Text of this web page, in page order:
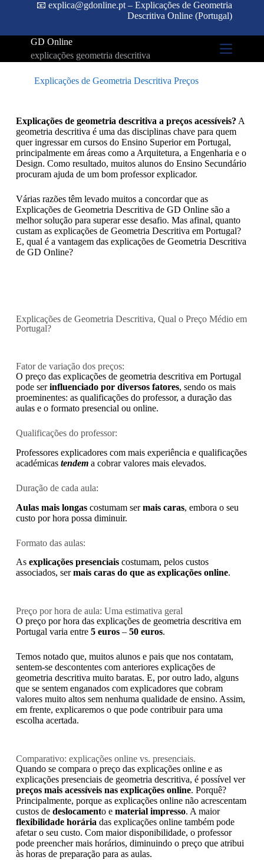
📧 explica@gdonline.pt – Explicações de Geometria
Descritiva Online (Portugal)
GD Online
explicações geometria descritiva
Explicações de Geometria Descritiva Preços
Explicações de geometria descritiva a preços acessíveis? A
geometria descritiva é uma das disciplinas chave para quem
quer ingressar em cursos do Ensino Superior em Portugal,
principalmente em áreas como a Arquitetura, a Engenharia e o
Design. Como resultado, muitos alunos do Ensino Secundário
procuram ajuda de um bom professor explicador.
Várias razões têm levado muitos a concordar que as
Explicações de Geometria Descritiva de GD Online são a
melhor solução para superar esse desafio. Mas afinal, quanto
custam as explicações de Geometria Descritiva em Portugal?
E, qual é a vantagem das explicações de Geometria Descritiva
de GD Online?
Explicações de Geometria Descritiva, Qual o Preço Médio em
Portugal?
Fator de variação dos preços:
O preço das explicações de geometria descritiva em Portugal
pode serinfluenciado por diversos fatores, sendo os mais
proeminentes: as qualificações do professor, a duração das
aulas e o formato presencial ou online.
Qualificações do professor:
Professores explicadores com mais experiência e qualificações
académicas tendem a cobrar valores mais elevados.
Duração de cada aula:
Aulas mais longascostumam sermais caras, embora o seu
custo por hora possa diminuir.
Formato das aulas:
As explicações presenciaiscostumam, pelos custos
associados, sermais caras do que as explicações online.
Preço por hora de aula: Uma estimativa geral
O preço por hora das explicações de geometria descritiva em
Portugal varia entre 5 euros– 50 euros.
Temos notado que, muitos alunos e pais que nos contatam,
sentem-se descontentes com anteriores explicações de
geometria descritiva muito baratas. E, por outro lado, alguns
que se sentem enganados com explicadores que cobram
valores muito altos sem nenhuma qualidade de ensino. Assim,
em frente, explicaremos o que pode contribuir para uma
escolha acertada.
Comparativo: explicações online vs. presenciais.
Quando se compara o preço das explicações online e as
explicações presenciais de geometria descritiva, é possível ver
preços mais acessíveis nas explicações online. Porquê?
Principalmente, porque as explicações online não acrescentam
custos de deslocamento e material impresso. A maior
flexibilidade horária das explicações online também pode
afetar o seu custo. Com maior disponibilidade, o professor
pode preencher mais horários, diminuindo o preço que atribui
às horas de preparação para as aulas.